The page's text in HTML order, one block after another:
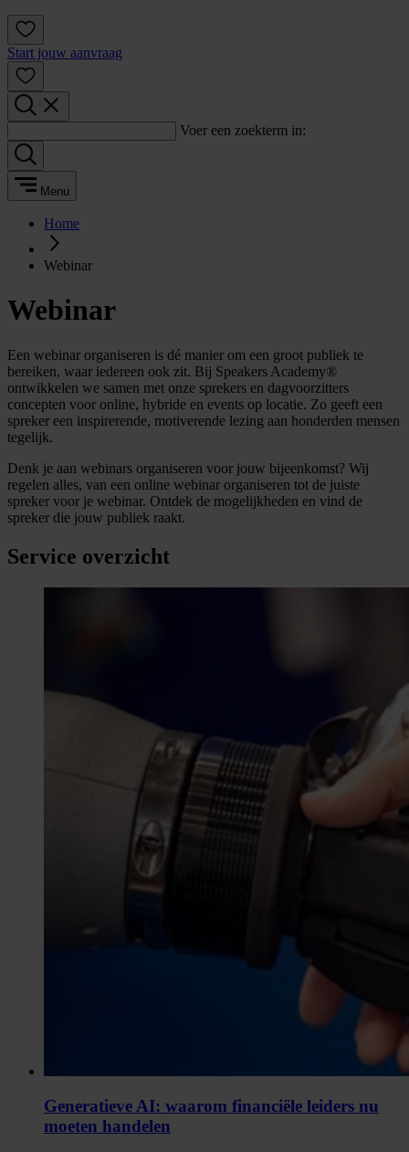
Start jouw aanvraag
Voer een zoekterm in:
Menu
Home
Webinar
Webinar
Een webinar organiseren is dé manier om een groot publiek te
bereiken, waar iedereen ook zit. Bij Speakers Academy®
ontwikkelen we samen met onze sprekers en dagvoorzitters
concepten voor online, hybride en events op locatie. Zo geeft een
spreker een inspirerende, motiverende lezing aan honderden mensen
tegelijk.
Denk je aan webinars organiseren voor jouw bijeenkomst? Wij
regelen alles, van een online webinar organiseren tot de juiste
spreker voor je webinar. Ontdek de mogelijkheden en vind de
spreker die jouw publiek raakt.
Service overzicht
Generatieve AI: waarom financiële leiders nu
moeten handelen